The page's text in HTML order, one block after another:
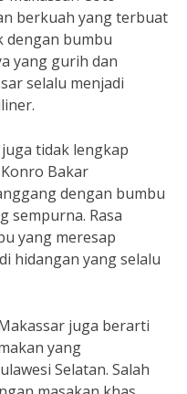
berkuah yang terbuat
dengan bumbu
yang gurih dan
selalu menjadi
tidak lengkap
Bakar
dengan bumbu
sempurna. Rasa
yang meresap
hidangan yang selalu
juga berarti
yang
Selatan. Salah